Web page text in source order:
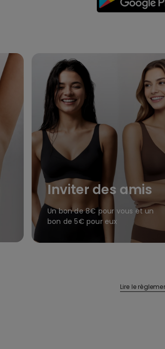
Inviter des amis
Un bon de 8€ pour vous et un
bon de 5€ pour eux
Lire le